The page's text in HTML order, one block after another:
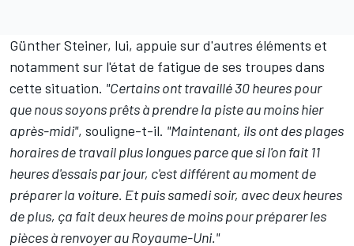
Günther Steiner, lui, appuie sur d'autres éléments et
notamment sur l'état de fatigue de ses troupes dans
cette situation. "Certains ont travaillé 30 heures pour
que nous soyons prêts à prendre la piste au moins hier
après-midi", souligne-t-il. "Maintenant, ils ont des plages
horaires de travail plus longues parce que si l'on fait 11
heures d'essais par jour, c'est différent au moment de
préparer la voiture. Et puis samedi soir, avec deux heures
de plus, ça fait deux heures de moins pour préparer les
pièces à renvoyer au Royaume-Uni."